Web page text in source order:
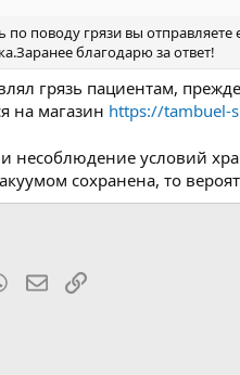
по поводу грязи вы
благодарю за ответ!
грязь пациентам,
на магазин https://tambuel-
несоблюдение условий
сохранена, то
WhatsAppЭлектронная почта
Ссылка